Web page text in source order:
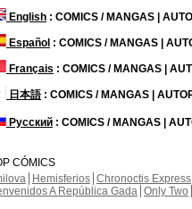
English : COMICS / MANGAS |
Español : COMICS / MANGAS |
Français : COMICS / MANGAS |
日本語: COMICS / MANGAS |
Русский : COMICS / MANGAS |
CÓMICS
Hemisferios Chronoctis Express
A República Gada Only Two